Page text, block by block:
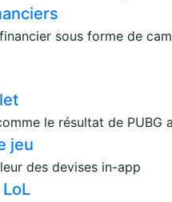
sous forme de
le résultat de PUBG
jeu
des devises in-app